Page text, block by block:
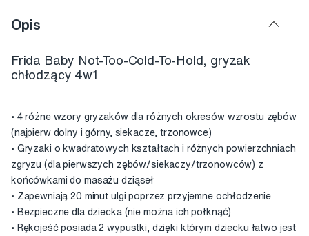
Opis
Frida Baby Not-Too-Cold-To-Hold, gryzak
chłodzący 4w1
• 4 różne wzory gryzaków dla różnych okresów wzrostu zębów
(najpierw dolny i górny, siekacze, trzonowce)
• Gryzaki o kwadratowych kształtach i różnych powierzchniach
zgryzu (dla pierwszych zębów/siekaczy/trzonowców) z
końcówkami do masażu dziąseł
• Zapewniają 20 minut ulgi poprzez przyjemne ochłodzenie
• Bezpieczne dla dziecka (nie można ich połknąć)
• Rękojeść posiada 2 wypustki, dzięki którym dziecku łatwo jest